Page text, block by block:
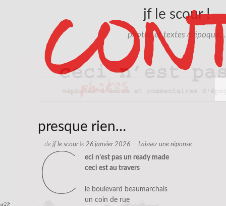
jf le scour !
photos et textes d'époque…
presque rien…
— de jf le scourle 26 janvier 2026 — Laissez une réponse
c
eci n’est pas un ready made
ceci est au travers
le boulevard beaumarchais
un coin de rue